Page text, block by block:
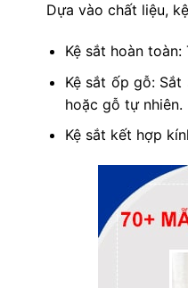
Dựa vào chất liệu,
Kệ sắt hoàn
Kệ sắt ốp gỗ:
hoặc gỗ tự nhiên.
Kệ sắt kết hợp